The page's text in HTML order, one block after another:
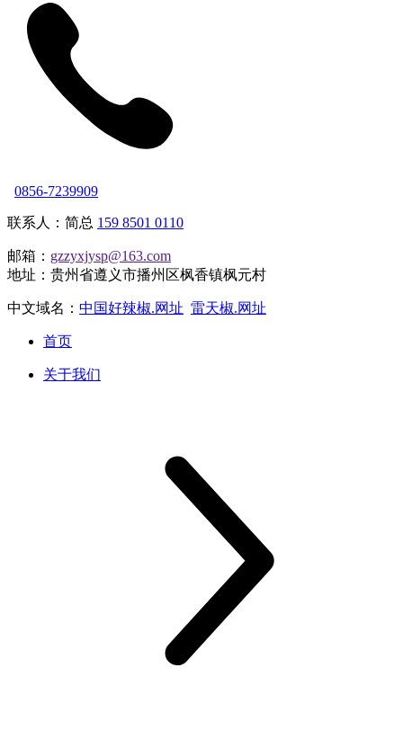
0856-7239909
联系人：简总 159 8501 0110
邮箱： gzzyxjysp@163.com
地址：贵州省遵义市播州区枫香镇枫元村
中文域名： 中国好辣椒.网址 雷天椒.网址
首页
关于我们